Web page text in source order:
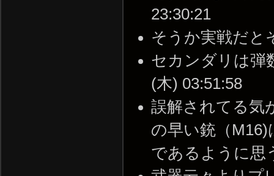
23:30:21
そうか実戦だと
セカンダリは弾
(木) 03:51:58
誤解されてる気
の早い銃（
であるように思